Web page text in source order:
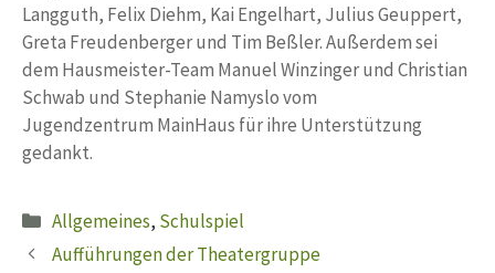
Langguth, Felix Diehm, Kai Engelhart, Julius Geuppert,
Greta Freudenberger und Tim Beßler. Außerdem sei
dem Hausmeister-Team Manuel Winzinger und Christian
Schwab und Stephanie Namyslo vom
Jugendzentrum MainHaus für ihre Unterstützung
gedankt.
Kategorien
Allgemeines, Schulspiel
Aufführungen der Theatergruppe